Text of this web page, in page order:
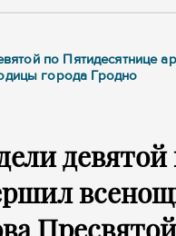
по
города Гродно